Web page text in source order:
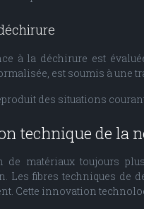
à la déchirure est
est soumis à une
des situations
technique de la
de matériaux toujours
Les fibres techniques de
Cette innovation